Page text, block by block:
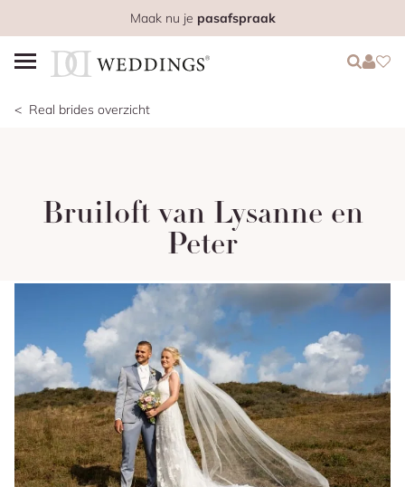
Maak nu je pasafspraak
Login
Login
Real brides overzicht
Bruiloft van Lysanne en
Peter